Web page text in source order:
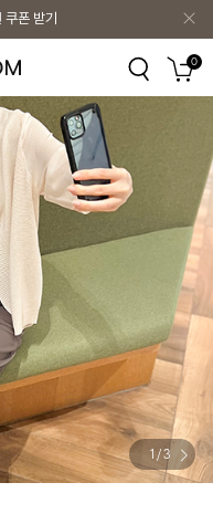
쿠폰 받기
0
/ 3